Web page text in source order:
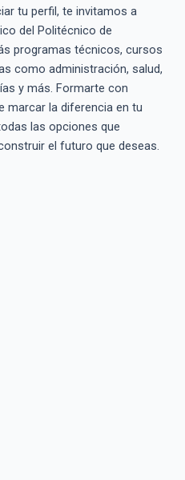
tu perfil, te invitamos a
del Politécnico de
programas técnicos, cursos
como administración, salud,
y más. Formarte con
marcar la diferencia en tu
las opciones que
el futuro que deseas.